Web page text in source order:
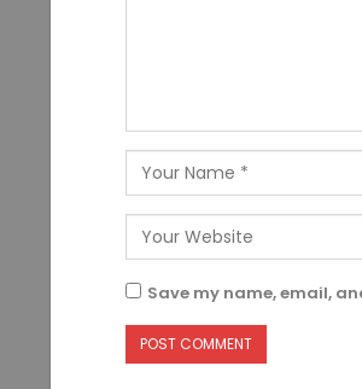
Save my name, email,